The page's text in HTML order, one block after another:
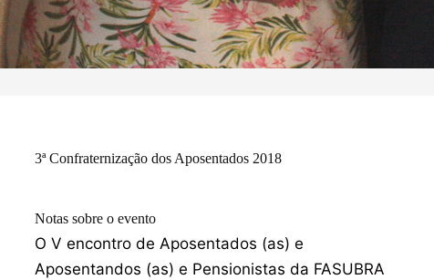
3ª Confraternização dos Aposentados 2018
Notas sobre o evento
O V encontro de Aposentados (as) e
Aposentandos (as) e Pensionistas da FASUBRA